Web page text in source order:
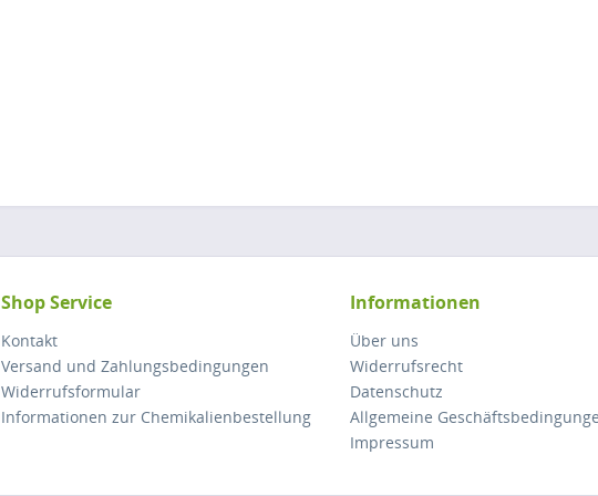
Shop Service
Kontakt
Versand und Zahlungsbedingungen
Widerrufsformular
Informationen zur Chemikalienbestellung
Informationen
Über uns
Widerrufsrecht
Datenschutz
Allgemeine
Impressum